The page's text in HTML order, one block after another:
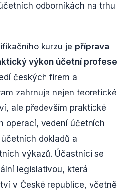
odborníkách na trhu
kurzu je příprava
výkon účetní profese
českých firem a
zahrnuje nejen teoretické
ale především praktické
operací, vedení účetních
dokladů a
výkazů. Účastníci se
legislativou, která
v České republice, včetně